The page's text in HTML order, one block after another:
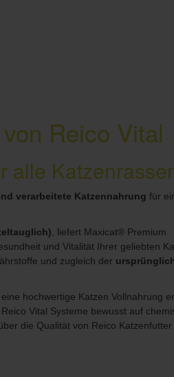
Reico Vital
alle
verarbeitete Katzennahrung für
, liefert Maxicat® Premium
und Vitalität Ihrer geliebten
und zugleich der
eine hochwertige Katzen Vollnahrung
Vital Systeme bewusst auf
die Qualität von Reico Katzenfutter